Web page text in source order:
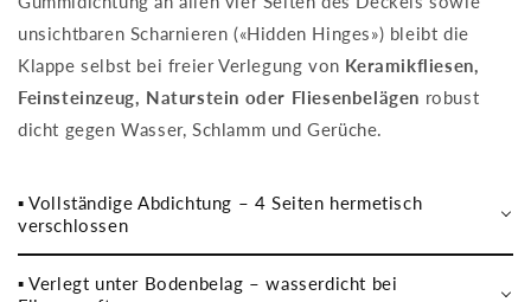
unsichtbaren Scharnieren («Hidden Hinges») bleibt die
Klappe selbst bei freier Verlegung von Keramikfliesen,
Feinsteinzeug, Naturstein oder Fliesenbelägen robust
dicht gegen Wasser, Schlamm und Gerüche.
▪️ Vollständige Abdichtung – 4 Seiten hermetisch
verschlossen
▪️ Verlegt unter Bodenbelag – wasserdicht bei